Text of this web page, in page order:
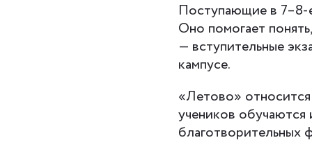
Поступающие в 7–8-
Оно помогает
— вступительные
кампусе.
«Летово»
учеников
благотворительных